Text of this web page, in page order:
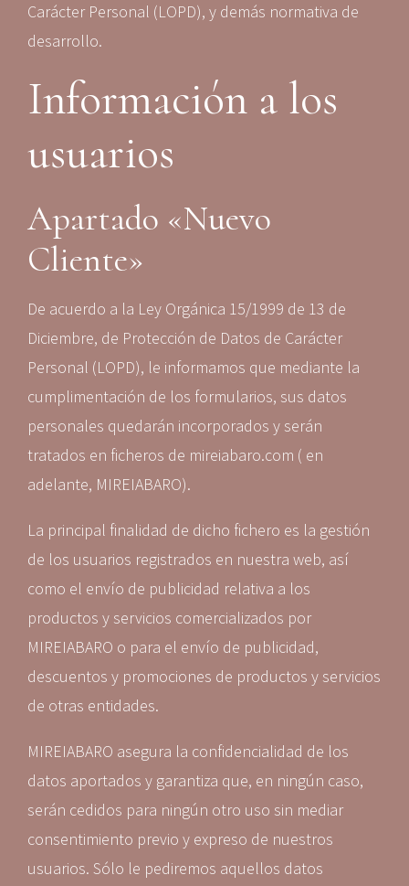
Carácter Personal (LOPD), y demás normativa de
desarrollo.
Información a los
usuarios
Apartado «Nuevo
Cliente»
De acuerdo a la Ley Orgánica 15/1999 de 13 de
Diciembre, de Protección de Datos de Carácter
Personal (LOPD), le informamos que mediante la
cumplimentación de los formularios, sus datos
personales quedarán incorporados y serán
tratados en ficheros de mireiabaro.com ( en
adelante, MIREIABARO).
La principal finalidad de dicho fichero es la gestión
de los usuarios registrados en nuestra web, así
como el envío de publicidad relativa a los
productos y servicios comercializados por
MIREIABARO o para el envío de publicidad,
descuentos y promociones de productos y servicios
de otras entidades.
MIREIABARO asegura la confidencialidad de los
datos aportados y garantiza que, en ningún caso,
serán cedidos para ningún otro uso sin mediar
consentimiento previo y expreso de nuestros
usuarios. Sólo le pediremos aquellos datos